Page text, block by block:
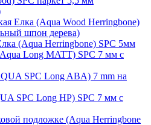
Елка (Aqua Wood Herringbone)
шпон дерева)
(Aqua Herringbone) SPC 5мм
Long MATT) SPC 7 мм с
SPC Long ABA) 7 mm на
SPC Long HP) SPC 7 мм с
подложке (Aqua Herringbone